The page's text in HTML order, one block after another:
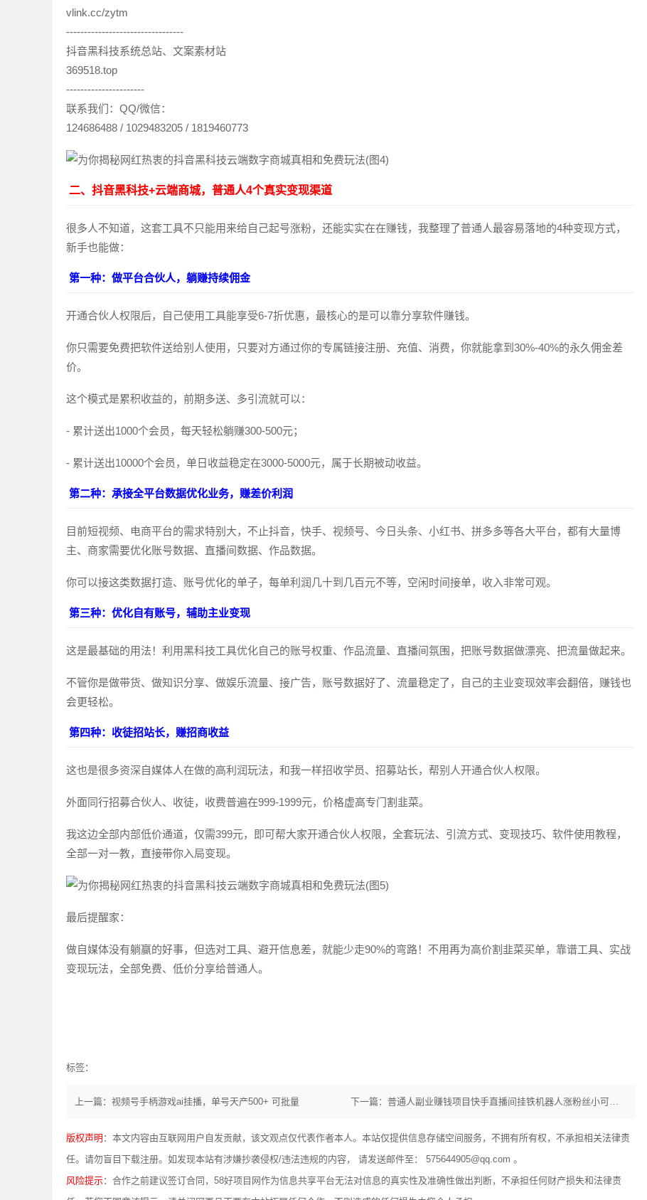
vlink.cc/zytm
---------------------------------
抖音黑科技系统总站、文案素材站
369518.top
----------------------
联系我们：QQ/微信：
124686488 / 1029483205 / 1819460773
二、抖音黑科技+云端商城，普通人4个真实变现渠道
很多人不知道，这套工具不只能用来给自己起号涨粉，还能实实在在赚钱，我整理了普通人最容易落地的4种变现方式，
新手也能做：
第一种：做平台合伙人，躺赚持续佣金
开通合伙人权限后，自己使用工具能享受6-7折优惠，最核心的是可以靠分享软件赚钱。
你只需要免费把软件送给别人使用，只要对方通过你的专属链接注册、充值、消费，你就能拿到30%-40%的永久佣金差
价。
这个模式是累积收益的，前期多送、多引流就可以：
- 累计送出1000个会员，每天轻松躺赚300-500元；
- 累计送出10000个会员，单日收益稳定在3000-5000元，属于长期被动收益。
第二种：承接全平台数据优化业务，赚差价利润
目前短视频、电商平台的需求特别大，不止抖音，快手、视频号、今日头条、小红书、拼多多等各大平台，都有大量博
主、商家需要优化账号数据、直播间数据、作品数据。
你可以接这类数据打造、账号优化的单子，每单利润几十到几百元不等，空闲时间接单，收入非常可观。
第三种：优化自有账号，辅助主业变现
这是最基础的用法！利用黑科技工具优化自己的账号权重、作品流量、直播间氛围，把账号数据做漂亮、把流量做起来。
不管你是做带货、做知识分享、做娱乐流量、接广告，账号数据好了、流量稳定了，自己的主业变现效率会翻倍，赚钱也
会更轻松。
第四种：收徒招站长，赚招商收益
这也是很多资深自媒体人在做的高利润玩法，和我一样招收学员、招募站长，帮别人开通合伙人权限。
外面同行招募合伙人、收徒，收费普遍在999-1999元，价格虚高专门割韭菜。
我这边全部内部低价通道，仅需399元，即可帮大家开通合伙人权限，全套玩法、引流方式、变现技巧、软件使用教程，
全部一对一教，直接带你入局变现。
最后提醒家：
做自媒体没有躺赢的好事，但选对工具、避开信息差，就能少走90%的弯路！不用再为高价割韭菜买单，靠谱工具、实战
变现玩法，全部免费、低价分享给普通人。
标签：
上一篇：视频号手柄游戏ai挂播，单号天产500+ 可批量 下一篇：普通人副业赚钱项目快手直播间挂铁机器人涨粉丝小可爱兵马俑假人抖音黑科技云端商城合伙人
版权声明 ：本文内容由互联网用户自发贡献，该文观点仅代表作者本人。本站仅提供信息存储空间服务，不拥有所有权，不承担相关法律责
任。请勿盲目下载注册。如发现本站有涉嫌抄袭侵权/违法违规的内容， 请发送邮件至： 575644905@qq.com 。
风险提示：合作之前建议签订合同，58好项目网作为信息共享平台无法对信息的真实性及准确性做出判断，不承担任何财产损失和法律责